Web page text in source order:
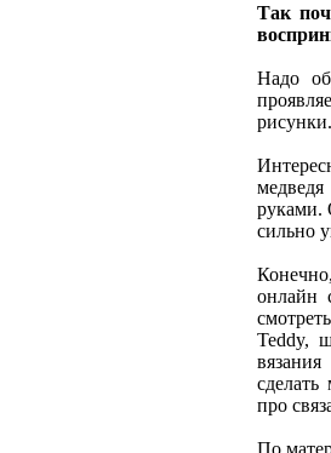
Так
Надо
руками.
сильно
онлайн
Teddy,
про
По